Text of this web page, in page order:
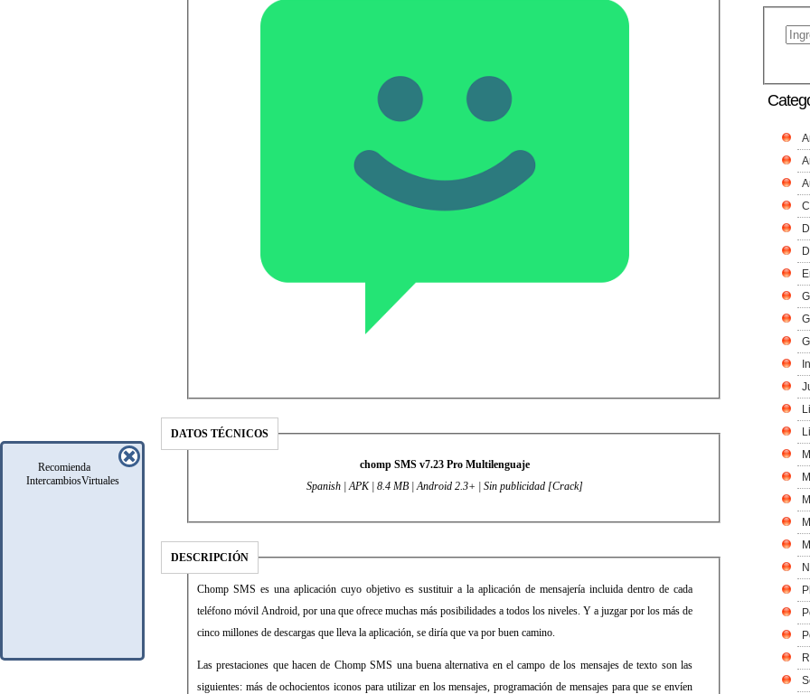
Recomienda
IntercambiosVirtuales
DATOS TÉCNICOS
chomp SMS v7.23 Pro Multilenguaje
Spanish | APK | 8.4 MB | Android 2.3+ | Sin publicidad [Crack]
DESCRIPCIÓN
Chomp SMS es una aplicación cuyo objetivo es sustituir a la aplicación de mensajería incluida dentro de cada
teléfono móvil Android, por una que ofrece muchas más posibilidades a todos los niveles. Y a juzgar por los más de
cinco millones de descargas que lleva la aplicación, se diría que va por buen camino.
Las prestaciones que hacen de Chomp SMS una buena alternativa en el campo de los mensajes de texto son las
siguientes: más de ochocientos iconos para utilizar en los mensajes, programación de mensajes para que se envíen